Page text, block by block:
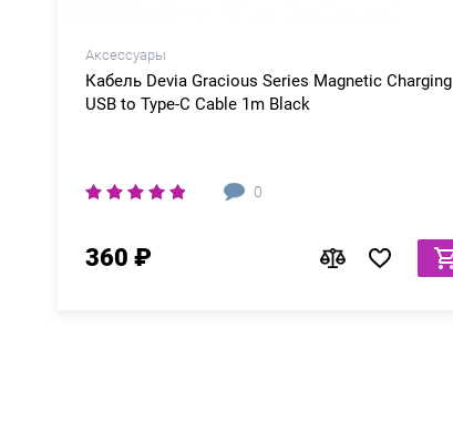
Аксессуары
Кабель Devia Gracious Series Magnetic Charging
USB to Type-C Cable 1m Black
0
360 ₽